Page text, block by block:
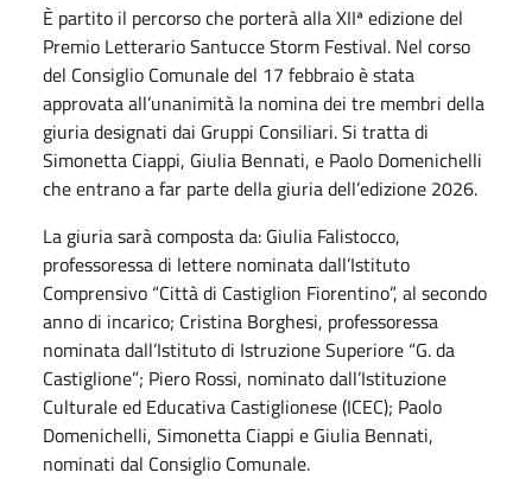
È partito il percorso che porterà alla XIIª edizione del
Premio Letterario Santucce Storm Festival. Nel corso
del Consiglio Comunale del 17 febbraio è stata
approvata all’unanimità la nomina dei tre membri della
giuria designati dai Gruppi Consiliari. Si tratta di
Simonetta Ciappi, Giulia Bennati, e Paolo Domenichelli
che entrano a far parte della giuria dell’edizione 2026.
La giuria sarà composta da: Giulia Falistocco,
professoressa di lettere nominata dall’Istituto
Comprensivo “Città di Castiglion Fiorentino”, al secondo
anno di incarico; Cristina Borghesi, professoressa
nominata dall’Istituto di Istruzione Superiore “G. da
Castiglione”; Piero Rossi, nominato dall’Istituzione
Culturale ed Educativa Castiglionese (ICEC); Paolo
Domenichelli, Simonetta Ciappi e Giulia Bennati,
nominati dal Consiglio Comunale.